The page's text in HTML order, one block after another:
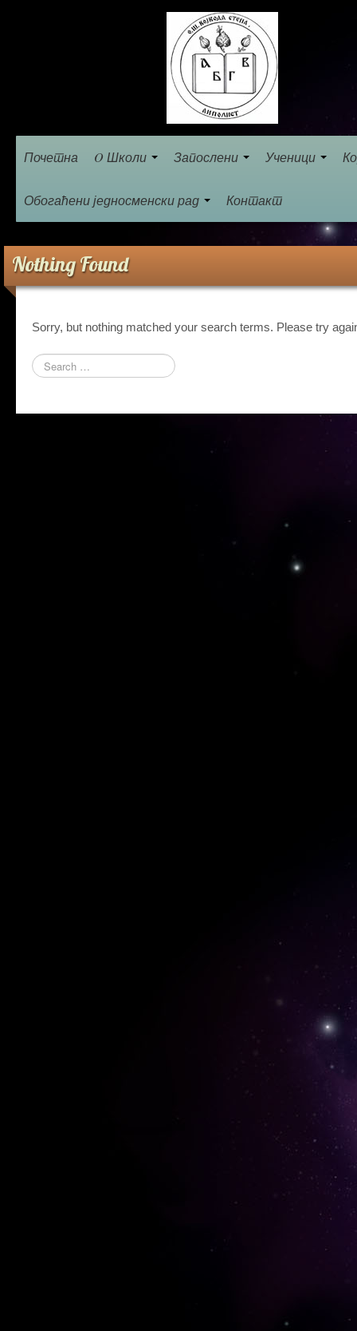
Почетна O Школи Запослени Ученици
Обогаћени једносменски рад Контакт
Nothing Found
Sorry, but nothing matched your search terms. Please try